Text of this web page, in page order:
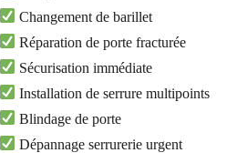
Changement de barillet
Réparation de porte fracturée
Sécurisation immédiate
Installation de serrure multipoints
Blindage de porte
Dépannage serrurerie urgent